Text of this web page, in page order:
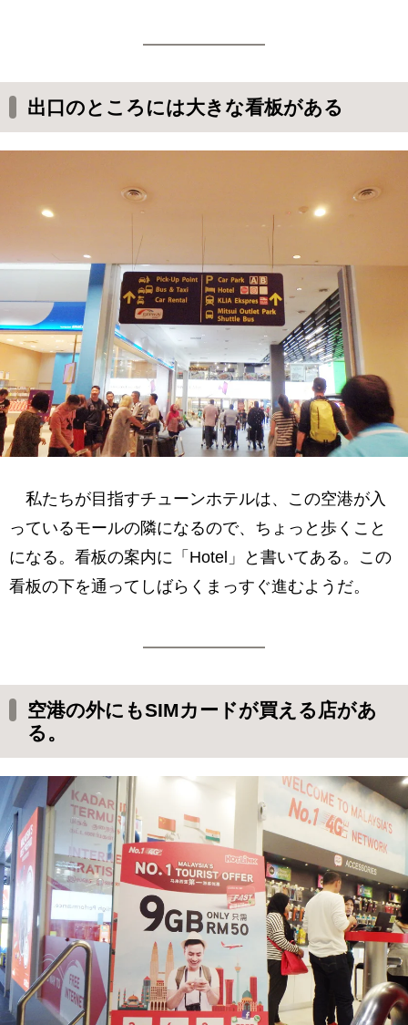
出口のところには大きな看板がある
私たちが目指すチューンホテルは、この空港が入
っているモールの隣になるので、ちょっと歩くこと
になる。看板の案内に「Hotel」と書いてある。この
看板の下を通ってしばらくまっすぐ進むようだ。
空港の外にもSIMカードが買える店があ
る。